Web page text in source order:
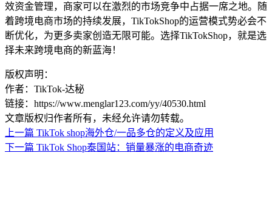
效资金管理，商家可以在激烈的市场竞争中占据一席之地。随
着跨境电商市场的持续发展，TikTokShop的运营模式势必会不
断优化，为更多卖家创造无限可能。选择TikTokShop，就是选
择未来跨境电商的新蓝海！
版权声明：
作者：TikTok-达秘
链接：https://www.menglar123.com/yy/40530.html
文章版权归作者所有，未经允许请勿转载。
上一篇 TikTok shop海外仓/一品多仓的定义及应用
下一篇 TikTok Shop泰国站：销量暴涨的电商奇迹